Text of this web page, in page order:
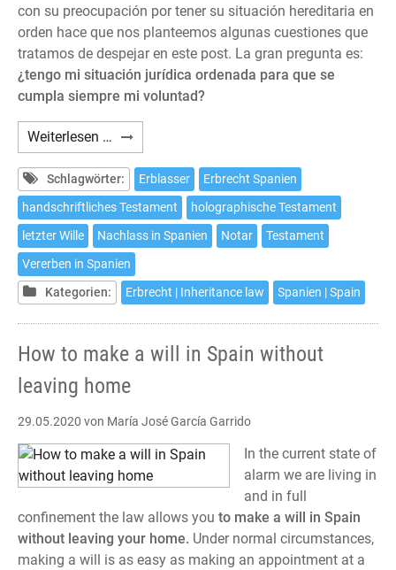
con su preocupación por tener su situación hereditaria en
orden hace que nos planteemos algunas cuestiones que
tratamos de despejar en este post. La gran pregunta es:
¿tengo mi situación jurídica ordenada para que se
cumpla siempre mi voluntad?
Weiterlesen … Cómo
hacer
testamento
en
España
sin
salir
de
casa
Schlagwörter: Erblasser
Erbrecht Spanien
handschriftliches Testament
holographische Testament
letzter Wille
Nachlass in Spanien Notar
Testament
Vererben in Spanien
Kategorien:
Erbrecht | Inheritance law Spanien | Spain
How to make a will in Spain without
leaving home
29.05.2020 von María José García Garrido
In the current state of
alarm we are living in
and in full
confinement the law allows you to make a will in Spain
without leaving your home. Under normal circumstances,
making a will is as easy as making an appointment at a